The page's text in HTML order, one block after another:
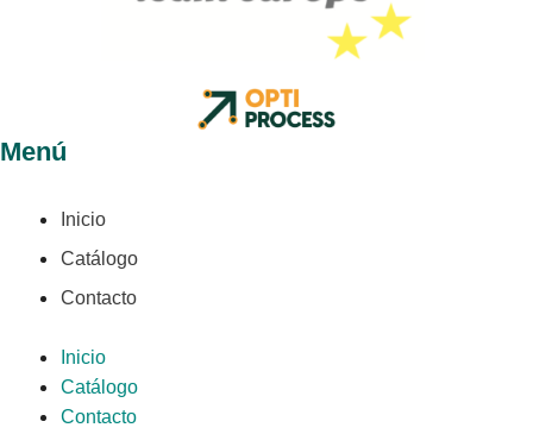
Menú
Inicio
Catálogo
Contacto
Inicio
Catálogo
Contacto